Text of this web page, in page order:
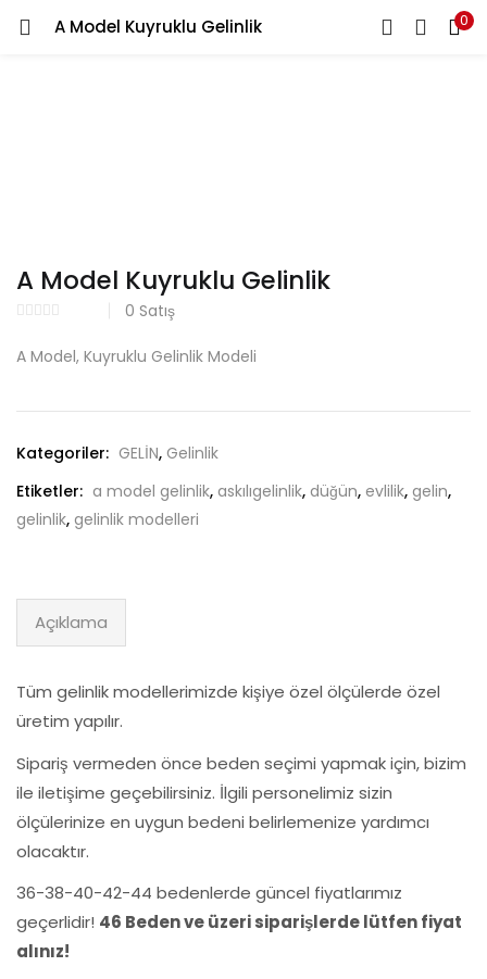
A Model Kuyruklu Gelinlik 0
GIRIŞ YAP
Şifrenizi mi Unuttunuz?
A Model Kuyruklu Gelinlik
0 Satış
A Model, Kuyruklu Gelinlik Modeli
Kategoriler: GELİN, Gelinlik
Etiketler: a model gelinlik, askılıgelinlik, düğün, evlilik, gelin,
gelinlik, gelinlik modelleri
Açıklama
Tüm gelinlik modellerimizde kişiye özel ölçülerde özel
üretim yapılır.
Sipariş vermeden önce beden seçimi yapmak için, bizim
ile iletişime geçebilirsiniz. İlgili personelimiz sizin
ölçülerinize en uygun bedeni belirlemenize yardımcı
olacaktır.
36-38-40-42-44 bedenlerde güncel fiyatlarımız
geçerlidir! 46 Beden ve üzeri siparişlerde lütfen fiyat
alınız!